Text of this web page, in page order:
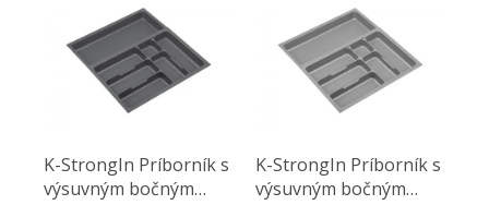
K-StrongIn Príborník s
výsuvným bočným
K-StrongIn Príborník s
výsuvným bočným